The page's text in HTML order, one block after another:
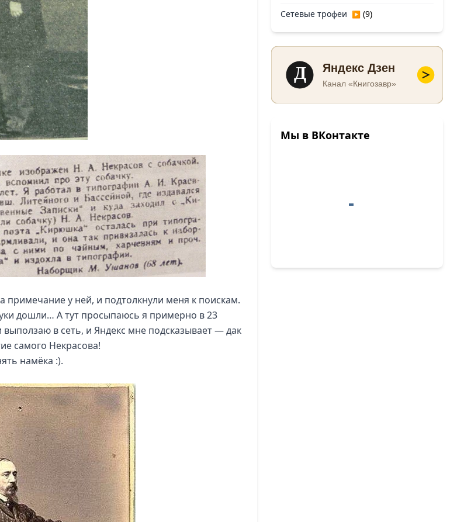
примечание у ней, и подтолкнули меня к поискам.
дошли… А тут просыпаюсь я примерно в 23
выползаю в сеть, и Яндекс мне подсказывает — дак
самого Некрасова!
намёка :).
Сетевые трофеи ▶ (9)
Д Яндекс Дзен
Канал «Книгозавр»
Мы в ВКонтакте